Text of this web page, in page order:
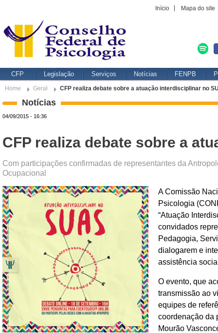
Início Mapa do site
CFP Legislação Serviços Notícias FENPB
Home Geral CFP realiza debate sobre a atuação interdisciplinar no
Notícias
04/09/2015 - 16:36
CFP realiza debate sobre a
Com participações confirmadas de representantes da
Ocupacional
A Comissão
Psicologia
“Atuação
convidados
Pedagogia,
dialogarem e
assistência
O evento, que
transmissão ao
equipes de
coordenação da
Mourão